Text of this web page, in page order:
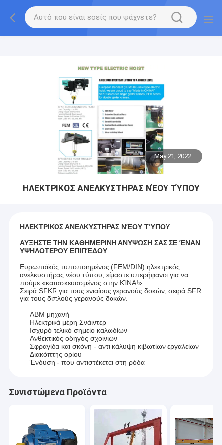
gtag('config', 'G-QWE9HWC3PF', {cookie_flags:
"SameSite=None;Secure"});
May 21, 2022
ΗΛΕΚΤΡΙΚΟΣ ΑΝΕΛΚΥΣΤΗΡΑΣ ΝΈΟΥ ΤΎΠΟΥ
ΗΛΕΚΤΡΙΚΟΣ ΑΝΕΛΚΥΣΤΗΡΑΣ ΝΈΟΥ ΤΎΠΟΥ
ΑΥΞΗΣΤΕ ΤΗΝ ΚΑΘΗΜΕΡΙΝΗ ΑΝΥΨΩΣΗ ΣΑΣ ΣΕ ΈΝΑΝ
ΥΨΗΛΟΤΕΡΟΥ ΕΠΙΠΈΔΟΥ
Ευρωπαϊκός τυποποιημένος (FEM/DIN) ηλεκτρικός
ανελκυστήρας νέου τύπου, είμαστε υπερήφανοι για να
πούμε «κατασκευασμένος στην ΚΊΝΑ!»
Σειρά SFKR για τους ενιαίους γερανούς δοκών, σειρά SFR
για τους διπλούς γερανούς δοκών.
ABM μηχανή
Ηλεκτρικά μέρη Σνάιντερ
Ισχυρό τελικό σημείο καλωδίων
Ανθεκτικός οδηγός σχοινιών
Σφραγίδα και σκόνη - αντι κάλυψη κιβωτίων εργαλείων
Διακόπτης ορίου
Ένδυση - που αντιστέκεται στη ρόδα
Συνιστώμενα Προϊόντα